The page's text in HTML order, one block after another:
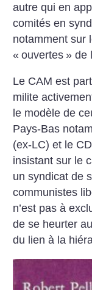
autre qui en
comités en
notamment sur
« ouvertes » de
Le CAM est
milite
le modèle de
Pays-Bas
(ex-LC) et le
insistant sur le
un syndicat de
communistes
n’est pas à
de se heurter
du lien à la